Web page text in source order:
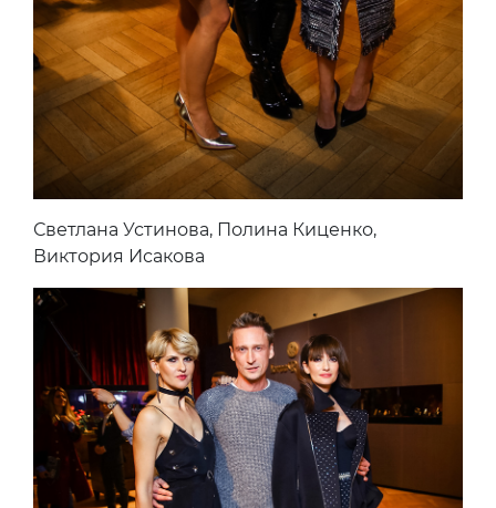
Светлана Устинова, Полина Киценко,
Виктория Исакова